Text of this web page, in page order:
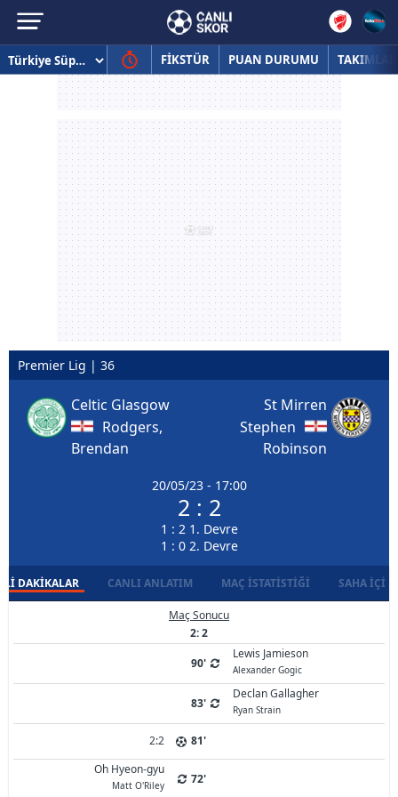
FİKSTÜR PUAN DURUMU TAKIMLAR
Premier Lig | 36
Celtic Glasgow
Rodgers,
Brendan
20/05/23 - 17:00
2 : 2
1 : 2 1. Devre
1 : 0 2. Devre
St Mirren
Stephen
Robinson
DAKIKALAR CANLI ANLATIM MAÇ İSTATISTIĞI SAHA İÇI
Maç Sonucu
2: 2
90'
Lewis Jamieson
Alexander Gogic
83'
Declan Gallagher
Ryan Strain
2:2
81'
Oh Hyeon-gyu
Matt O'Riley 72'